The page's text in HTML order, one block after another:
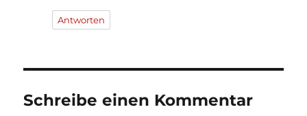
Antworten
Schreibe einen Kommentar